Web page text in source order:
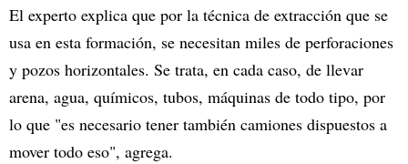
El experto explica que por la técnica de extracción que se
usa en esta formación, se necesitan miles de perforaciones
y pozos horizontales. Se trata, en cada caso, de llevar
arena, agua, químicos, tubos, máquinas de todo tipo, por
lo que "es necesario tener también camiones dispuestos a
mover todo eso", agrega.